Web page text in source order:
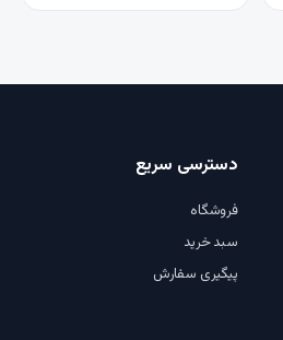
دسترسی سریع
فروشگاه
سبد خرید
پیگیری سفارش